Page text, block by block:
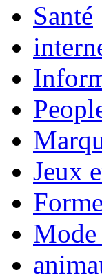
Santé
Jeux
Mode